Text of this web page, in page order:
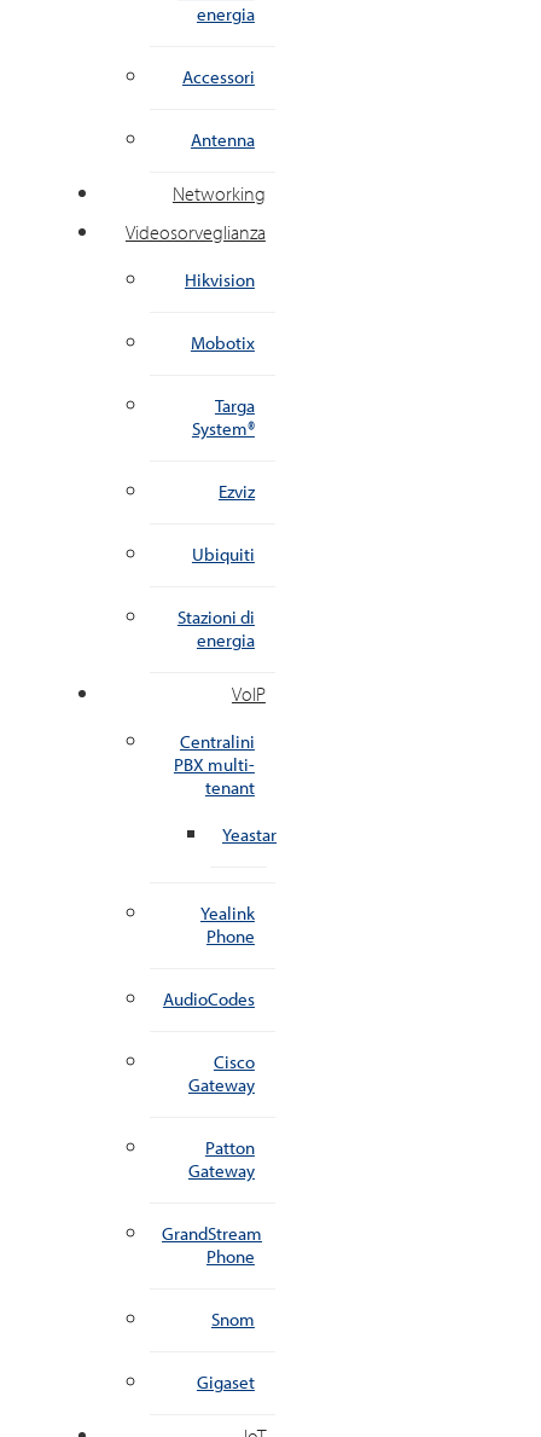
energia
Accessori
Antenna
Networking
Videosorveglianza
Hikvision
Mobotix
Targa
System®
Ezviz
Ubiquiti
Stazioni di
energia
VoIP
Centralini
PBX multi-
tenant
Yeastar
Yealink
Phone
AudioCodes
Cisco
Gateway
Patton
Gateway
GrandStream
Phone
Snom
Gigaset